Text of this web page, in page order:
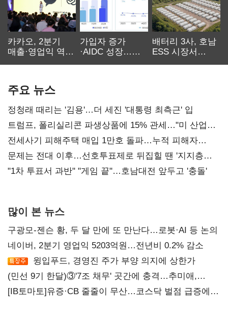
카카오, 2분기
매출·영업익 역대
가입자 증가
·AIDC 성장…
배터리 3사, 호남
ESS 시장서
주요 뉴스
정청래 때리는 '김용'…더 세진 '대통령 최측근' 입
트럼프, 폴리실리콘 파생상품에 15% 관세…"미 산업
재건"
전세사기 피해주택 매입 1만호 돌파…누적 피해자
4만278명
문제는 전대 이후…선호투표제로 뒤집힐 땐 '지지층
불복'
"1차 투표서 과반" "게임 끝"…호남대전 앞두고 '충돌'
많이 본 뉴스
구광모-젠슨 황, 두 달 만에 또 만난다…로봇·AI 등 논의
네이버, 2분기 영업익 5203억원…전년비 0.2% 감소
윙입푸드, 경영진 주가 부양 의지에 상한가
(민선 9기 한달)③'7조 채무' 곳간에 충격…추미애,
20년만에 '비상재정' 선언 승부수
[IB토마토]유증·CB 줄줄이 무산…코스닥 벌점 급증에